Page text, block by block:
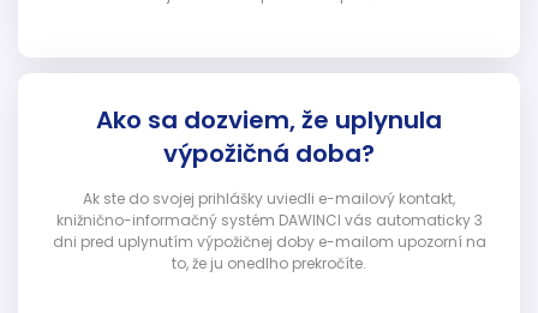
Ako sa dozviem, že uplynula
výpožičná doba?
Ak ste do svojej prihlášky uviedli e-mailový kontakt,
knižnično-informačný systém DAWINCI vás automaticky 3
dni pred uplynutím výpožičnej doby e-mailom upozorní na
to, že ju onedlho prekročíte.